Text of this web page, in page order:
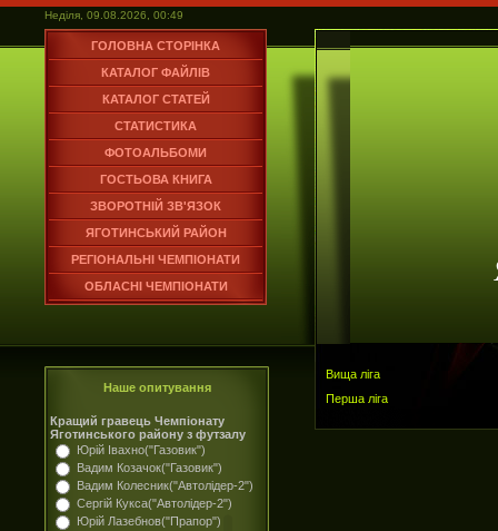
Неділя, 09.08.2026, 00:49
ГОЛОВНА СТОРІНКА
КАТАЛОГ ФАЙЛІВ
КАТАЛОГ СТАТЕЙ
СТАТИСТИКА
ФОТОАЛЬБОМИ
ГОСТЬОВА КНИГА
ЗВОРОТНІЙ ЗВ'ЯЗОК
ЯГОТИНСЬКИЙ РАЙОН
РЕГІОНАЛЬНІ ЧЕМПІОНАТИ
ОБЛАСНІ ЧЕМПІОНАТИ
Наше опитування
Кращий гравець Чемпіонату
Яготинського району з футзалу
Юрій Івахно("Газовик")
Вадим Козачок("Газовик")
Вадим Колесник("Автолідер-2")
Сергій Кукса("Автолідер-2")
Юрій Лазебнов("Прапор")
Вища ліга
Перша ліга